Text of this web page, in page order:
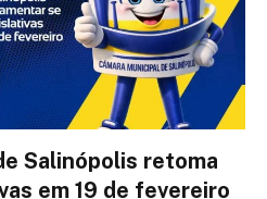
Salinópolis retoma
em 19 de fevereiro